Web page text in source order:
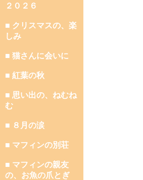
２０２６
■ クリスマスの、楽
しみ
■ 猫さんに会いに
■ 紅葉の秋
■ 思い出の、ねむね
む
■ ８月の涙
■ マフィンの別荘
■ マフィンの親友
の、お魚の爪とぎ